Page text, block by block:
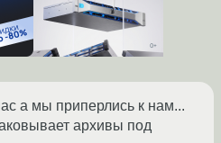
а мы приперлись к нам...
архивы под